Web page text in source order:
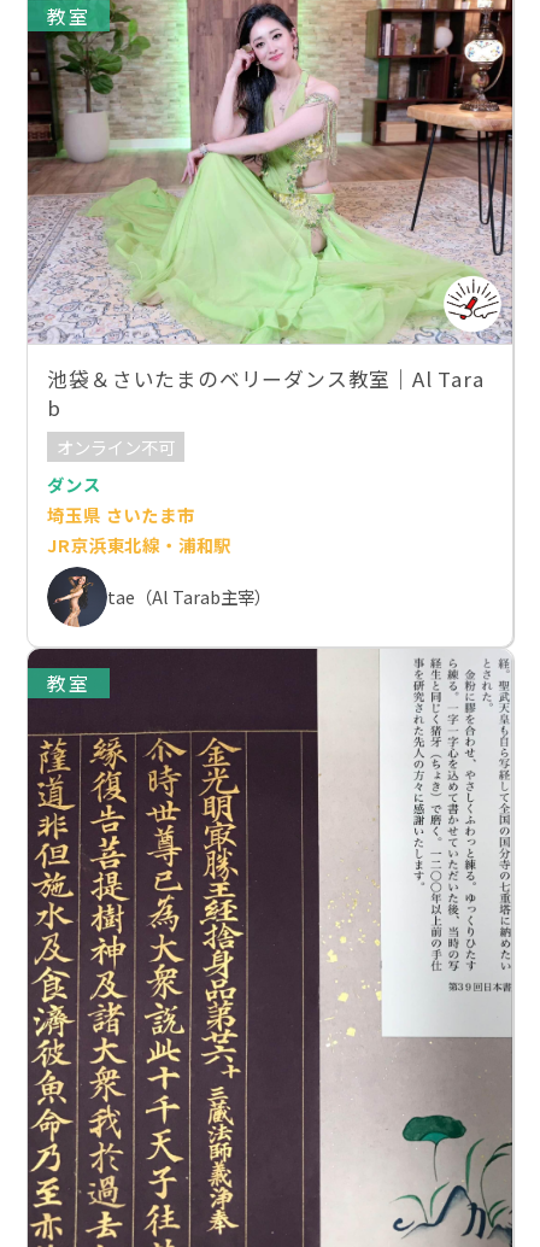
教室
池袋＆さいたまのベリーダンス教室｜Al Tara
b
オンライン不可
ダンス
埼玉県 さいたま市
JR京浜東北線・浦和駅
tae（Al Tarab主宰）
教室